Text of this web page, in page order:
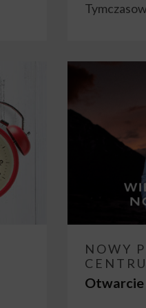
NOWY
Otwarcie